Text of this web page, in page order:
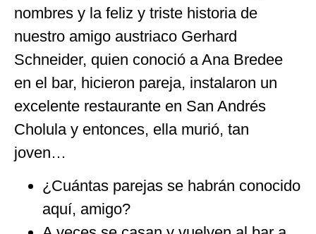
nombres y la feliz y triste historia de
nuestro amigo austriaco Gerhard
Schneider, quien conoció a Ana Bredee
en el bar, hicieron pareja, instalaron un
excelente restaurante en San Andrés
Cholula y entonces, ella murió, tan
joven…
¿Cuántas parejas se habrán conocido
aquí, amigo?